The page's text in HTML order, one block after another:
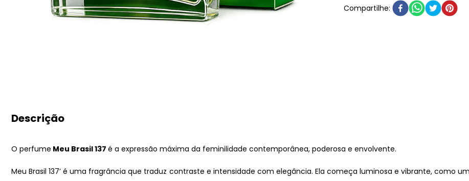
Descrição
O perfume Meu Brasil 137 é a expressão máxima da feminilidade contemporânea, poderosa e envolvente.
Meu Brasil 137’ é uma fragrância que traduz contraste e intensidade com elegância. Ela começa luminosa e vibrante, como